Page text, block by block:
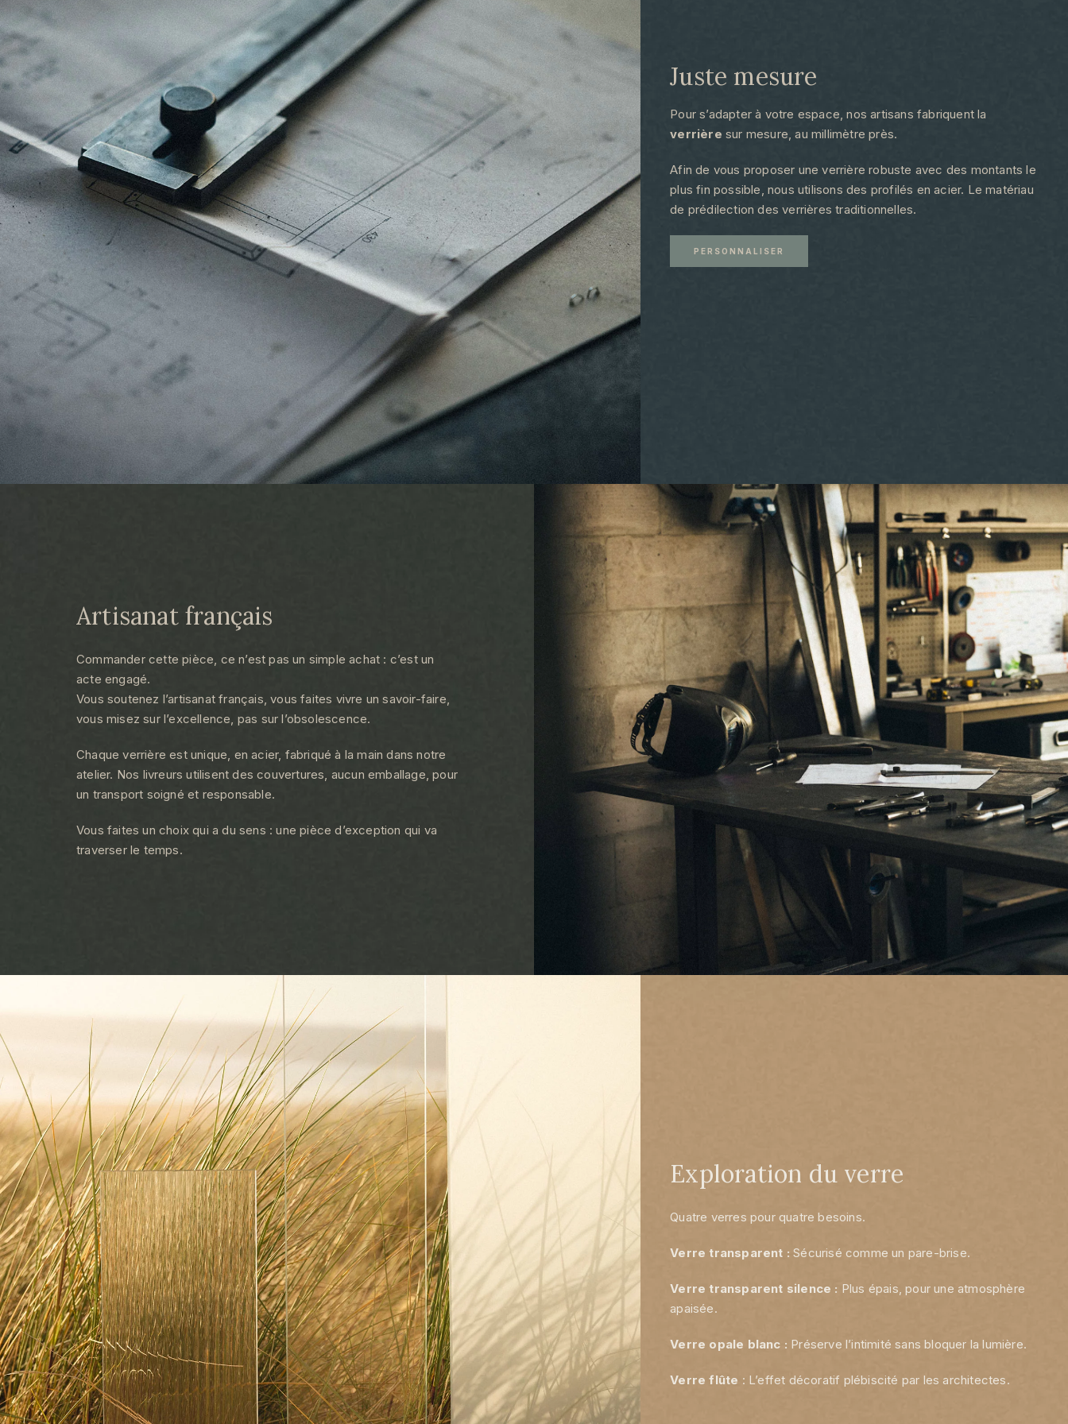
Juste mesure​
Pour s’adapter à votre espace, nos artisans fabriquent la
verrière sur mesure, au millimètre près.
Afin de vous proposer une verrière robuste avec des montants le
plus fin possible, nous utilisons des profilés en acier. Le matériau
de prédilection des verrières traditionnelles.
PERSONNALISER
Artisanat français
Commander cette pièce, ce n’est pas un simple achat : c’est un
acte engagé.
Vous soutenez l’artisanat français, vous faites vivre un savoir-faire,
vous misez sur l’excellence, pas sur l’obsolescence.
Chaque verrière est unique, en acier, fabriqué à la main dans notre
atelier. Nos livreurs utilisent des couvertures, aucun emballage, pour
un transport soigné et responsable.
Vous faites un choix qui a du sens : une pièce d’exception qui va
traverser le temps.
Exploration du verre
Quatre verres pour quatre besoins.
Verre transparent :Sécurisé comme un pare-brise.
Verre transparent silence : Plus épais, pour une atmosphère
apaisée.
Verre opale blanc : Préserve l’intimité sans bloquer la lumière.
Verre flûte : L’effet décoratif plébiscité par les architectes.